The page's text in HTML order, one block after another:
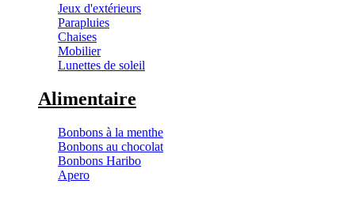
Jeux d'extérieurs
Parapluies
Chaises
Mobilier
Lunettes de soleil
Alimentaire
Bonbons à la menthe
Bonbons au chocolat
Bonbons Haribo
Apero